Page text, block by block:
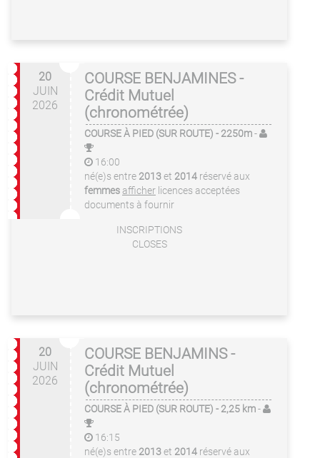
20
JUIN
2026
COURSE BENJAMINES -
Crédit Mutuel
(chronométrée)
COURSE À PIED (SUR ROUTE) - 2250m-
16:00
né(e)s entre 2013et 2014 réservé aux
femmesafficher licences acceptées
documents à fournir
INSCRIPTIONS
CLOSES
20
JUIN
2026
COURSE BENJAMINS -
Crédit Mutuel
(chronométrée)
COURSE À PIED (SUR ROUTE) - 2,25 km-
16:15
né(e)s entre 2013et 2014 réservé aux